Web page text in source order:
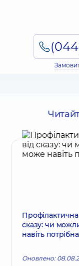
сказу: чи
навіть
Оновлено: